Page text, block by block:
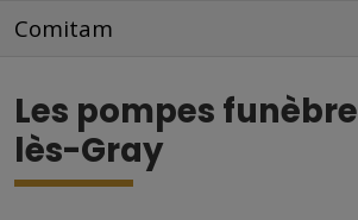
Comitam
Les pompes
lès-Gray